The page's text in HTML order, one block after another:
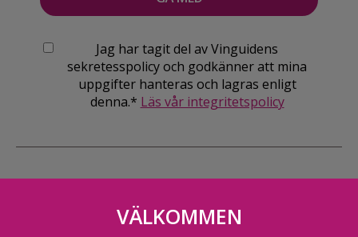
Jag har tagit del av Vinguidens
sekretesspolicy och godkänner att mina
uppgifter hanteras och lagras enligt
denna.* Läs vår integritetspolicy
VÄLKOMMEN